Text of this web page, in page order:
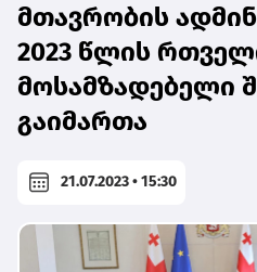
მთავრობის
2023 წლის
მოსამზადებელი
გაიმართა
21.07.2023 • 15:30